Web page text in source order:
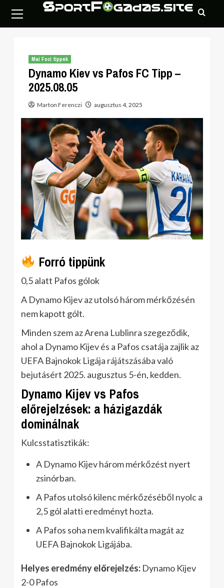
content
Menu
Mai Foci tippek
Dynamo Kiev vs Pafos FC Tipp –
2025.08.05
Marton Ferenczi augusztus 4, 2025
Forró tippünk
0,5 alatt Pafos gólok
A Dynamo Kijev az utolsó három mérkőzésén
nem kapott gólt.
Minden szem az Arena Lublinra szegeződik,
ahol a Dynamo Kijev és a Pafos csatája zajlik az
UEFA Bajnokok Ligája rájátszásába való
bejutásért 2025. augusztus 5-én, kedden.
Dynamo Kijev vs Pafos
előrejelzések: a házigazdák
dominálnak
Kulcsstatisztikák:
A Dynamo Kijev három mérkőzést nyert
zsinórban.
A Pafos utolsó kilenc mérkőzéséből nyolc a
2,5 gól alatti eredményt hozta.
A Pafos soha nem kvalifikálta magát az
UEFA Bajnokok Ligájába.
Helyes eredmény előrejelzés: Dynamo Kijev
2-0 Pafos